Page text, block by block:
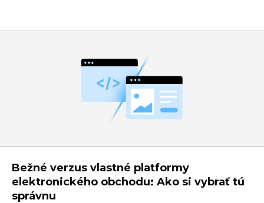
Bežné verzus vlastné platformy
elektronického obchodu: Ako si vybrať tú
správnu